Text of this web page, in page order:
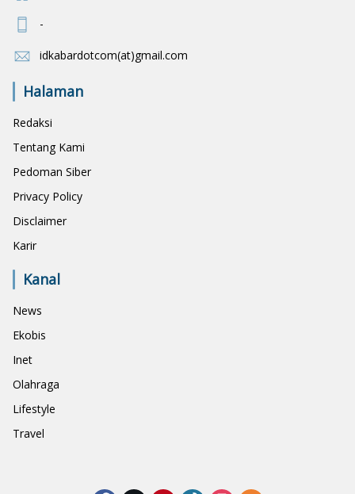
-
idkabardotcom(at)gmail.com
Halaman
Redaksi
Tentang Kami
Pedoman Siber
Privacy Policy
Disclaimer
Karir
Kanal
News
Ekobis
Inet
Olahraga
Lifestyle
Travel